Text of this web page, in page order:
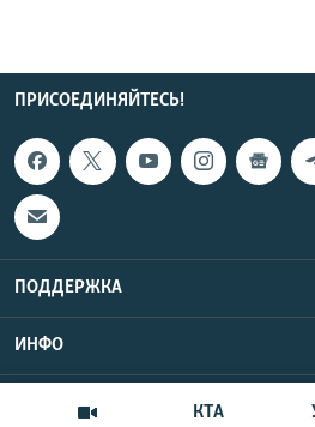
КТА
ПРИСОЕДИНЯЙТЕСЬ!
ПОДДЕРЖКА
ИНФО
Copyright Крым.Реалии,
UTC+3